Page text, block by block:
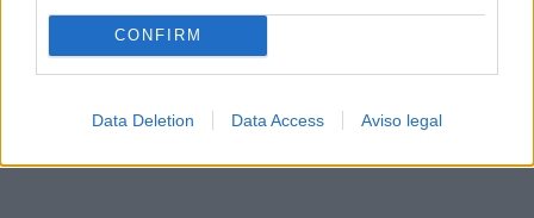
CONFIRM
Data Deletion Data Access Aviso legal